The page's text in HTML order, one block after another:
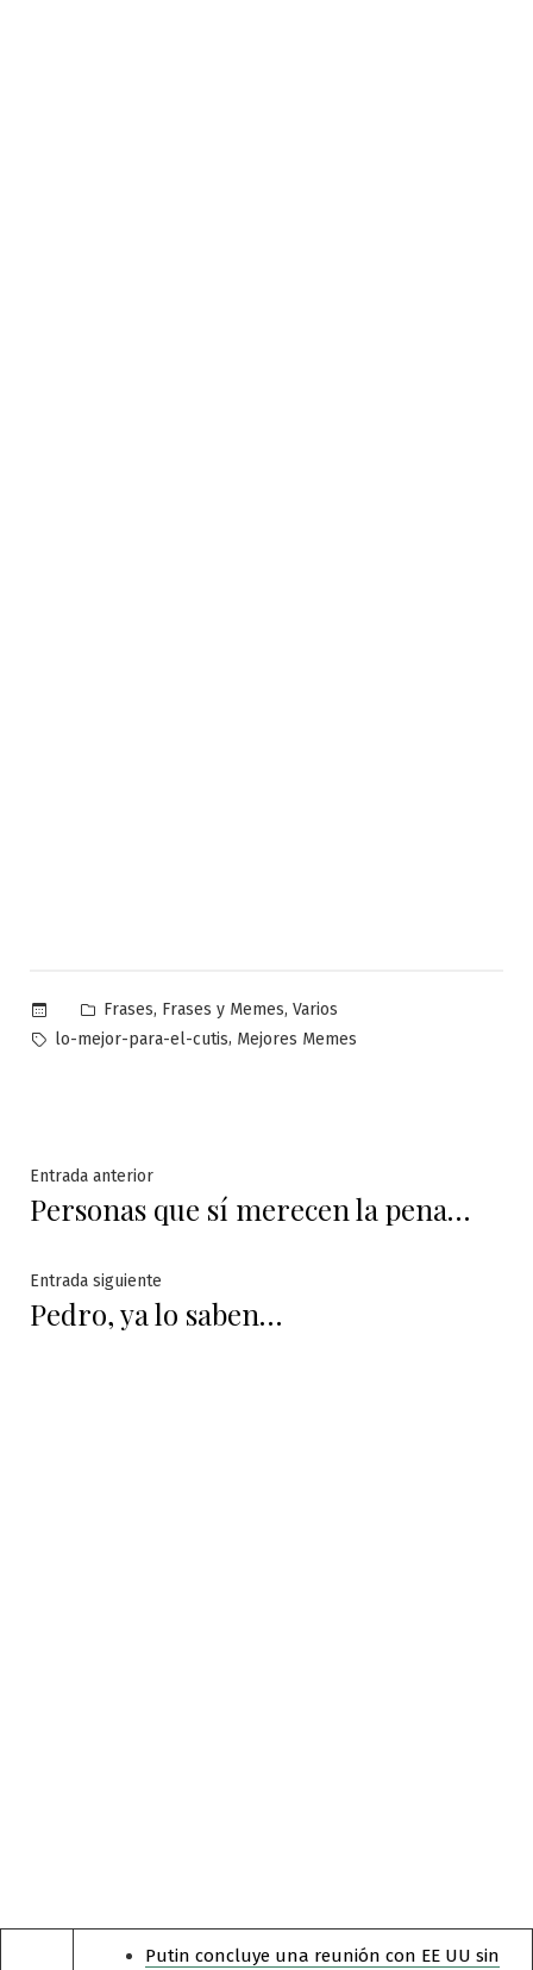
Publicado
en
Frases, Frases y Memes, Varios
Etiquetas:
lo-mejor-para-el-cutis, Mejores Memes
Navegación
de
entradas
Entrada anteriorEntrada
anterior:
Personas que sí merecen la pena…
Entrada siguiente
siguiente:
Pedro, ya lo saben…
Putin concluye una reunión con EE UU sin